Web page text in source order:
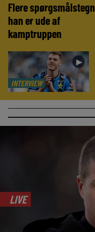
Flere
han er ude af
kamptruppen
INTERVIEW
►
LIVE